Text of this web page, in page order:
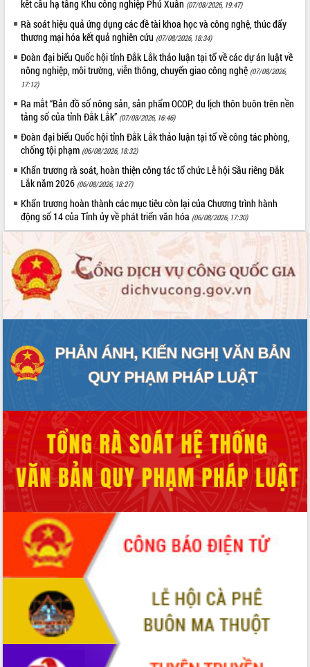
Hội thảo khoa học “Giải pháp thúc đẩy
phát triển nền kinh tế xanh tại tỉnh
Đắk Lắk”
Tăng cường giám sát, đôn đốc thực
hiện nhiệm vụ quản lý tài sản công
hàng tuần
Tháo gỡ những vướng mắc, đẩy mạnh
công tác cải cách thủ tục hành chính
tại Trung tâm Phục vụ hành chính
công tỉnh
Đắk Lắk: Tôn vinh 46 giải pháp tại Hội
thi Sáng tạo Kỹ thuật 2024 - 2025
Đắk Lắk rà soát, điều chỉnh Đề án 190
về phát triển nuôi trồng thủy sản
Phó Chủ tịch UBND tỉnh Đắk Lắk
Trương Công Thái kiểm tra thực địa
Dự án cao tốc Khánh Hòa - Buôn Ma
Thuột
Định vị cà phê Việt Nam như một “di
sản sống” trong dòng chảy toàn cầu
Quyết liệt tháo gỡ vướng mắc, đẩy
nhanh tiến độ các dự án trọng điểm
trong Khu kinh tế Nam Phú Yên
tồn biển
Lấy ý kiến điều chỉnh Quy hoạch tỉnh
Đắk Lắk thời kỳ 2021-2030, tầm nhìn
đến năm 2050
Phát động chiến dịch 30 ngày đêm
giải phóng mặt bằng Tuyến đường bộ
ven biển
Đắk Lắk nỗ lực thúc đẩy tăng trưởng
kinh tế từ 10% trở lên trong Quý
II/2026
Đắk Lắk ký kết thỏa thuận hợp tác về
chuyển đổi số giai đoạn 2026 – 2030
với Tập đoàn Bưu chính Viễn thông
Việt Nam
Thứ trưởng Bộ Y tế làm việc với tỉnh
Đắk Lắk về phát triển nhân lực y tế
cho trạm y tế cấp xã
kết cấu hạ tầng Khu công nghiệp Phú Xuân (07/08/2026, 19:47)
Rà soát hiệu quả ứng dụng các đề tài khoa học và công nghệ, thúc đẩy
thương mại hóa kết quả nghiên cứu (07/08/2026, 18:34)
Đoàn đại biểu Quốc hội tỉnh Đắk Lắk thảo luận tại tổ về các dự án luật về
nông nghiệp, môi trường, viễn thông, chuyển giao công nghệ (07/08/2026,
17:12)
Ra mắt “Bản đồ số nông sản, sản phẩm OCOP, du lịch thôn buôn trên nền
tảng số của tỉnh Đắk Lắk” (07/08/2026, 16:46)
Đoàn đại biểu Quốc hội tỉnh Đắk Lắk thảo luận tại tổ về công tác phòng,
chống tội phạm (06/08/2026, 18:32)
Khẩn trương rà soát, hoàn thiện công tác tổ chức Lễ hội Sầu riêng Đắk
Lắk năm 2026 (06/08/2026, 18:27)
Khẩn trương hoàn thành các mục tiêu còn lại của Chương trình hành
động số 14 của Tỉnh ủy về phát triển văn hóa (06/08/2026, 17:30)